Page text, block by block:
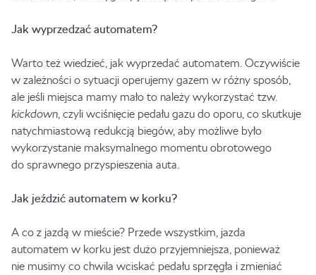
Jak wyprzedzać automatem?
Warto też wiedzieć, jak wyprzedać automatem. Oczywiście
w zależności o sytuacji operujemy gazem w różny sposób,
ale jeśli miejsca mamy mało to należy wykorzystać tzw.
kickdown , czyli wciśnięcie pedału gazu do oporu, co skutkuje
natychmiastową redukcją biegów, aby możliwe było
wykorzystanie maksymalnego momentu obrotowego
do sprawnego przyspieszenia auta.
Jak jeździć automatem w korku?
A co z jazdą w mieście? Przede wszystkim, jazda
automatem w korku jest dużo przyjemniejsza, ponieważ
nie musimy co chwila wciskać pedału sprzęgła i zmieniać